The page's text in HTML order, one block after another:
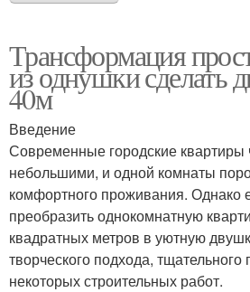
Трансформация
из однушки сделать
40м
Введение
Современные городские квартиры
небольшими, и одной комнаты
комфортного проживания. Однако
преобразить однокомнатную
квадратных метров в уютную
творческого подхода,
некоторых строительных работ.